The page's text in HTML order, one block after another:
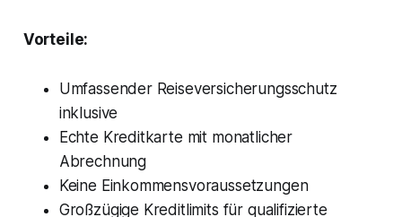
Vorteile:
Umfassender Reiseversicherungsschutz
inklusive
Echte Kreditkarte mit monatlicher
Abrechnung
Keine Einkommensvoraussetzungen
Großzügige Kreditlimits für qualifizierte